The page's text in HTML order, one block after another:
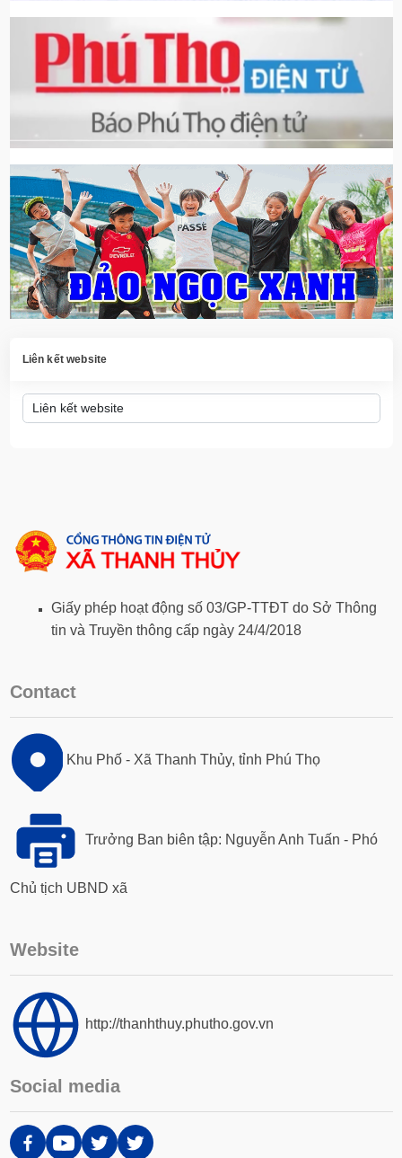
Liên kết website
Giấy phép hoạt động số 03/GP-TTĐT do Sở Thông
tin và Truyền thông cấp ngày 24/4/2018
Contact
Khu Phố - Xã Thanh Thủy, tỉnh Phú Thọ
Trưởng Ban biên tập: Nguyễn Anh Tuấn - Phó
Chủ tịch UBND xã
Website
http://thanhthuy.phutho.gov.vn
Social media